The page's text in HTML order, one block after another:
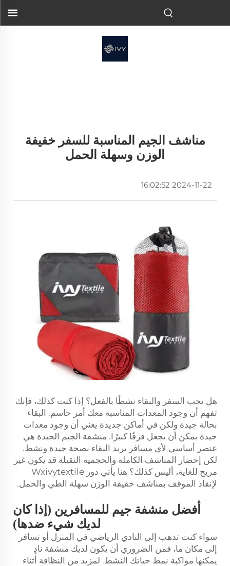
مناشف الجيم المناسبة للسفر خفيفة
الوزن وسهلة الحمل
2024-11-22 16:02:52
هل تحب السفر والبقاء نشطًا بالفعل؟ إذا كنت كذلك، فإنك
تفهم أن وجود المعدات المناسبة معك أمر حاسم. البقاء
بحالة جيدة ولكن في أماكن جديدة يعني أن وجود معدات
جيدة يمكن أن يجعل فرقًا كبيرًا. منشفة الجيم الجيدة هي
عنصر أساسي لأي مسافر يريد البقاء بصحة جيدة ونشط.
لكن إحضار المناشف الكاملة والحجمية الثقيلة قد يكون غير
مريح للغاية، أليس كذلك؟ هنا يأتي دور Wxivytextile
لإنقاذ الموقف بمناشف خفيفة الوزن سهلة الطي والحمل.
أفضل منشفة جيم للمسافرين (إذا كان
لديك شيء ضدها)
سواء كنت تذهب إلى النادي الرياضي في المنزل أو تسافر
إلى مكان ما، فمن الضروري أن يكون لديك منشفة نادٍ
يمكنها مواكبة نمط حياتك النشط. لمزيد من النظافة أثناء